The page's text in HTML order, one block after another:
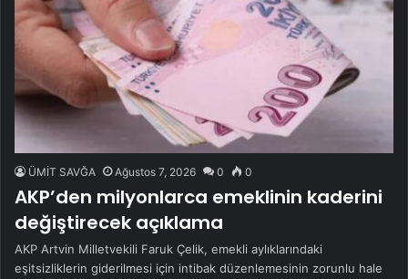
ÜMİT SAVĞA Ağustos 7, 2026 0 0
AKP’den milyonlarca emeklinin kaderini
değiştirecek açıklama
AKP Artvin Milletvekili Faruk Çelik, emekli aylıklarındaki
eşitsizliklerin giderilmesi için intibak düzenlemesinin zorunlu hale